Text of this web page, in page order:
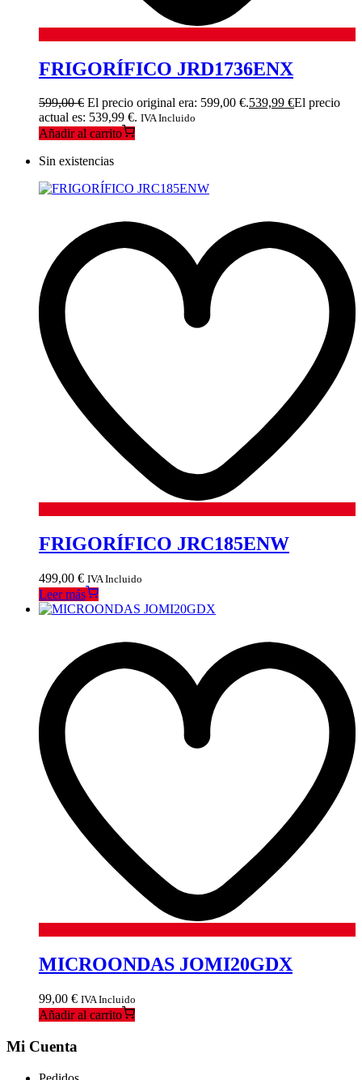
FRIGORÍFICO JRD1736ENX
599,00€ El precio original era: 599,00 €.539,99 €El precio
actual es: 539,99 €. IVA Incluido
Añadir al carrito
Sin existencias
FRIGORÍFICO JRC185ENW
499,00 € IVA Incluido
Leer más
MICROONDAS JOMI20GDX
99,00 € IVA Incluido
Añadir al carrito
Mi Cuenta